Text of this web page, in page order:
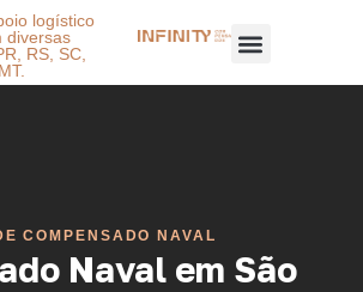
logístico
diversas
RS, SC,
COMPENSADO NAVAL
Naval em São